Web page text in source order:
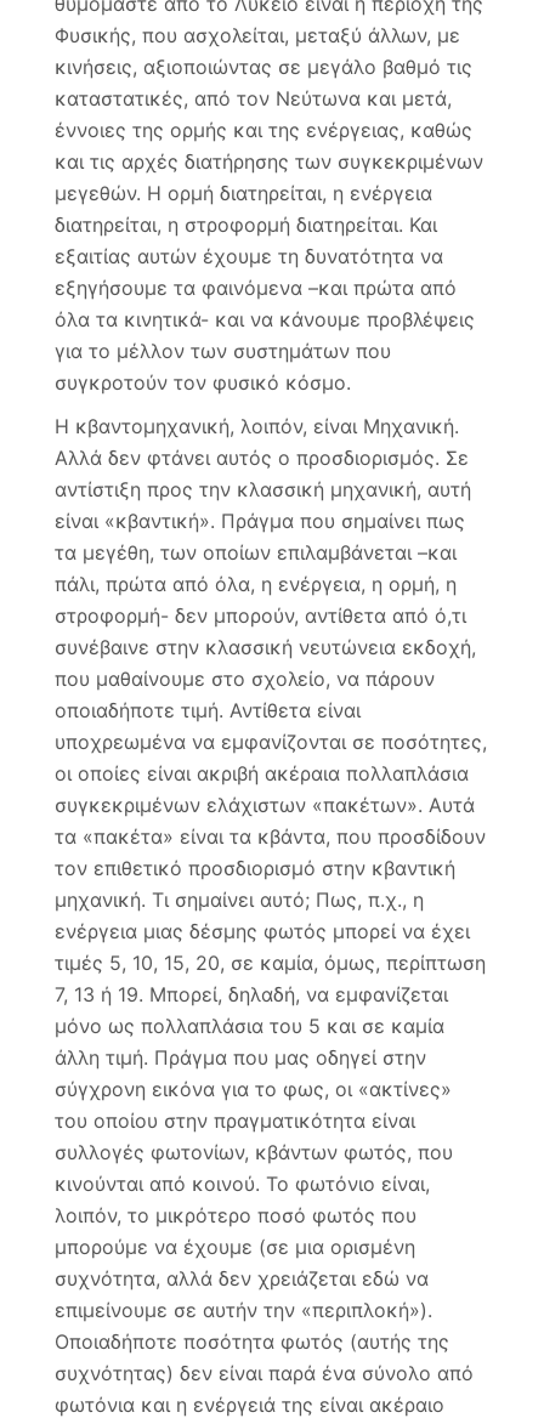
Φυσικής, που ασχολείται, μεταξύ άλλων, με
κινήσεις, αξιοποιώντας σε μεγάλο βαθμό τις
καταστατικές, από τον Νεύτωνα και μετά,
έννοιες της ορμής και της ενέργειας, καθώς
και τις αρχές διατήρησης των συγκεκριμένων
μεγεθών. Η ορμή διατηρείται, η ενέργεια
διατηρείται, η στροφορμή διατηρείται. Και
εξαιτίας αυτών έχουμε τη δυνατότητα να
εξηγήσουμε τα φαινόμενα –και πρώτα από
όλα τα κινητικά- και να κάνουμε προβλέψεις
για το μέλλον των συστημάτων που
συγκροτούν τον φυσικό κόσμο.
Η κβαντομηχανική, λοιπόν, είναι Μηχανική.
Αλλά δεν φτάνει αυτός ο προσδιορισμός. Σε
αντίστιξη προς την κλασσική μηχανική, αυτή
είναι «κβαντική». Πράγμα που σημαίνει πως
τα μεγέθη, των οποίων επιλαμβάνεται –και
πάλι, πρώτα από όλα, η ενέργεια, η ορμή, η
στροφορμή- δεν μπορούν, αντίθετα από ό,τι
συνέβαινε στην κλασσική νευτώνεια εκδοχή,
που μαθαίνουμε στο σχολείο, να πάρουν
οποιαδήποτε τιμή. Αντίθετα είναι
υποχρεωμένα να εμφανίζονται σε ποσότητες,
οι οποίες είναι ακριβή ακέραια πολλαπλάσια
συγκεκριμένων ελάχιστων «πακέτων». Αυτά
τα «πακέτα» είναι τα κβάντα, που προσδίδουν
τον επιθετικό προσδιορισμό στην κβαντική
μηχανική. Τι σημαίνει αυτό; Πως, π.χ., η
ενέργεια μιας δέσμης φωτός μπορεί να έχει
τιμές 5, 10, 15, 20, σε καμία, όμως, περίπτωση
7, 13 ή 19. Μπορεί, δηλαδή, να εμφανίζεται
μόνο ως πολλαπλάσια του 5 και σε καμία
άλλη τιμή. Πράγμα που μας οδηγεί στην
σύγχρονη εικόνα για το φως, οι «ακτίνες»
του οποίου στην πραγματικότητα είναι
συλλογές φωτονίων, κβάντων φωτός, που
κινούνται από κοινού. Το φωτόνιο είναι,
λοιπόν, το μικρότερο ποσό φωτός που
μπορούμε να έχουμε (σε μια ορισμένη
συχνότητα, αλλά δεν χρειάζεται εδώ να
επιμείνουμε σε αυτήν την «περιπλοκή»).
Οποιαδήποτε ποσότητα φωτός (αυτής της
συχνότητας) δεν είναι παρά ένα σύνολο από
φωτόνια και η ενέργειά της είναι ακέραιο